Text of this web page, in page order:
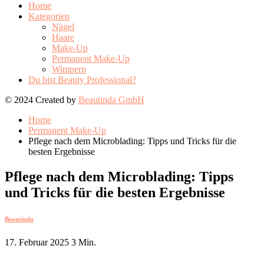
Home
Kategorien
Nägel
Haare
Make-Up
Permanent Make-Up
Wimpern
Du bist Beauty Professional?
© 2024 Created by Beautinda GmbH
Home
Permanent Make-Up
Pflege nach dem Microblading: Tipps und Tricks für die
besten Ergebnisse
Pflege nach dem Microblading: Tipps
und Tricks für die besten Ergebnisse
Beautinda
17. Februar 2025 3 Min.